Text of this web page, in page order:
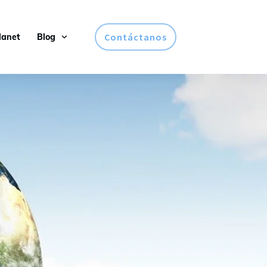
Blog Contáctanos